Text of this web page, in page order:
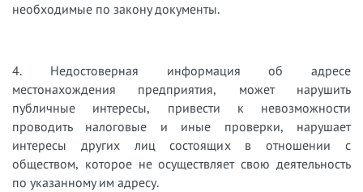
необходимые по закону документы.
4. Недостоверная информация об адресе
местонахождения предприятия, может нарушить
публичные интересы, привести к невозможности
проводить налоговые и иные проверки, нарушает
интересы других лиц состоящих в отношении с
обществом, которое не осуществляет свою деятельность
по указанному им адресу.